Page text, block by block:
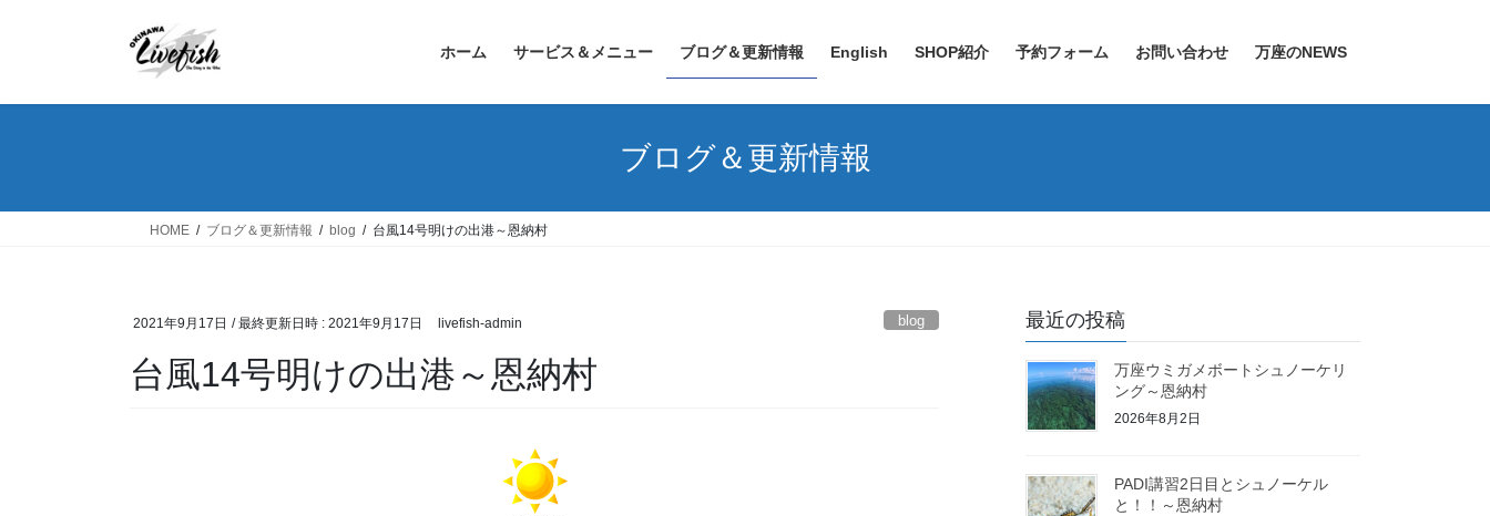
ホーム サービス＆メニュー ブログ＆更新情報 English SHOP紹介 予約フォーム お問い合わせ 万座のNEWS
ブログ＆更新情報
HOME ブログ＆更新情報 blog 台風14号明けの出港～恩納村
2021年9月17日 / 最終更新日時 : 2021年9月17日 livefish-admin blog
台風14号明けの出港～恩納村
最近の投稿
万座ウミガメボートシュノーケリ
ング～恩納村
2026年8月2日
PADI講習2日目とシュノーケル
と！！～恩納村